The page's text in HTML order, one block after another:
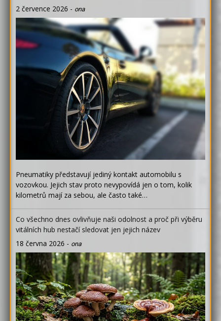
2 července 2026 - ona
Pneumatiky představují jediný kontakt automobilu s
vozovkou. Jejich stav proto nevypovídá jen o tom, kolik
kilometrů mají za sebou, ale často také…
Co všechno dnes ovlivňuje naši odolnost a proč při výběru
vitálních hub nestačí sledovat jen jejich název
18 června 2026 - ona